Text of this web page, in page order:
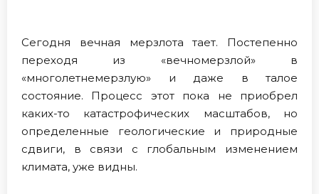
Сегодня вечная мерзлота тает. Постепенно
переходя из «вечномерзлой» в
«многолетнемерзлую» и даже в талое
состояние. Процесс этот пока не приобрел
каких-то катастрофических масштабов, но
определенные геологические и природные
сдвиги, в связи с глобальным изменением
климата, уже видны.